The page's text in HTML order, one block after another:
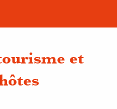
et